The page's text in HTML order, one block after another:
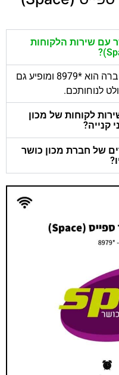
עם שירות הלקוחות
מספר הטלפון ליצירת קשר עם החברה הוא *8979 ומופיע גם
לנוחותכם.
לקוחות של מכון
של חברת מכון כושר